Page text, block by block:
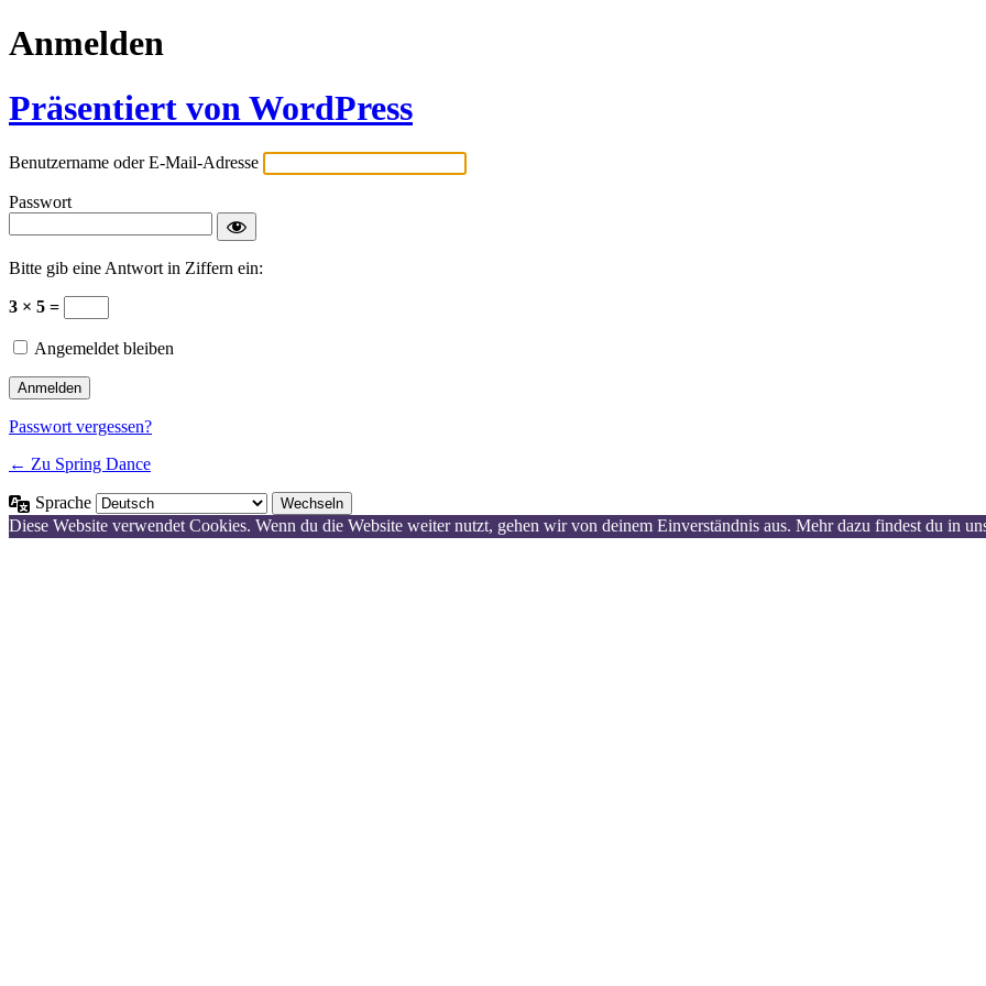
Anmelden
Präsentiert von WordPress
Benutzername oder E-Mail-Adresse
Passwort
Bitte gib eine Antwort in Ziffern ein:
3 × 5 =
Angemeldet bleiben
Passwort vergessen?
← Zu Spring Dance
Sprache
Diese Website verwendet Cookies. Wenn du die Website weiter nutzt, gehen wir von deinem Einverständnis aus. Mehr dazu findest du in